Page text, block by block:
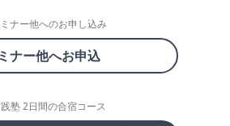
ナー他へのお申し込み
ナー他へお申込
塾 2日間の合宿コース